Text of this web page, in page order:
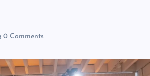
0 Comments